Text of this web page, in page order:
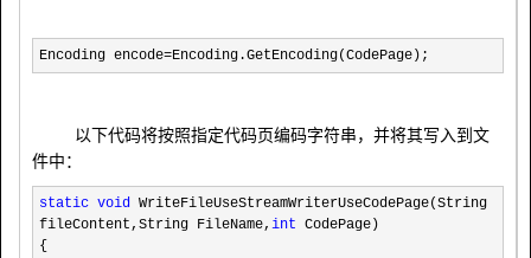
Encoding encode=Encoding.GetEncoding(CodePage);
以下代码将按照指定代码页编码字符串，并将其写入到文
件中：
static void WriteFileUseStreamWriterUseCodePage(String
fileContent,String FileName, int CodePage)
{